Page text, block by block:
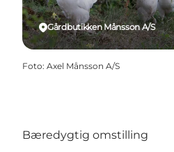
Gårdbutikken Månsson A/S
Foto: Axel Månsson A/S
Bæredygtig omstilling